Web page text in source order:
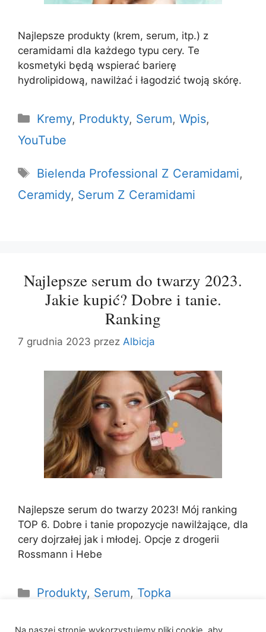
Najlepsze produkty (krem, serum, itp.) z
ceramidami dla każdego typu cery. Te
kosmetyki będą wspierać barierę
hydrolipidową, nawilżać i łagodzić twoją skórę.
Kategorie
Kremy, Produkty, Serum, Wpis,
YouTube
Tagi
Bielenda Professional Z Ceramidami,
Ceramidy, Serum Z Ceramidami
Najlepsze serum do twarzy 2023.
Jakie kupić? Dobre i tanie.
Ranking
7 grudnia 2023 przez Albicja
Najlepsze serum do twarzy 2023! Mój ranking
TOP 6. Dobre i tanie propozycje nawilżające, dla
cery dojrzałej jak i młodej. Opcje z drogerii
Rossmann i Hebe
Kategorie
Produkty, Serum, Topka